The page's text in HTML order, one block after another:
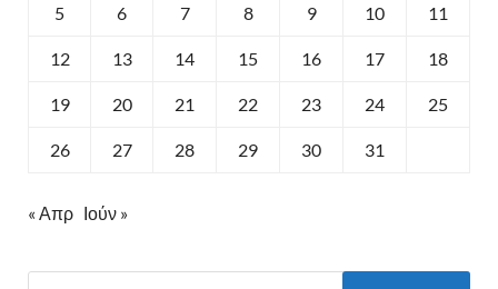
5 6 7 8 9 10 11
12 13 14 15 16 17 18
19 20 21 22 23 24 25
26 27 28 29 30 31
« Απρ Ιούν »